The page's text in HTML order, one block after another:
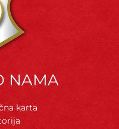
NAMA
karta